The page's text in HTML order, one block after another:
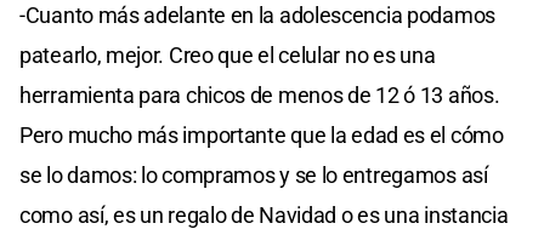
-Cuanto más adelante en la adolescencia podamos
patearlo, mejor. Creo que el celular no es una
herramienta para chicos de menos de 12 ó 13 años.
Pero mucho más importante que la edad es el cómo
se lo damos: lo compramos y se lo entregamos así
como así, es un regalo de Navidad o es una instancia